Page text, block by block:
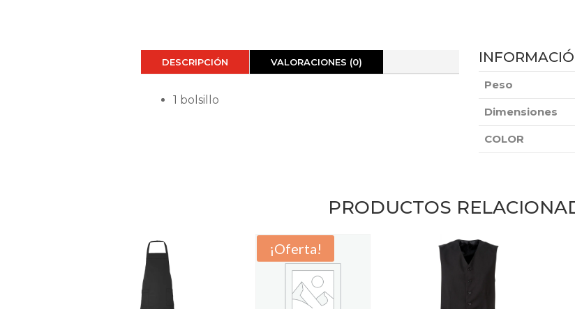
DESCRIPCIÓN VALORACIONES (0)
1 bolsillo
Peso
Dimensiones
COLOR
PRODUCTOS
¡Oferta!